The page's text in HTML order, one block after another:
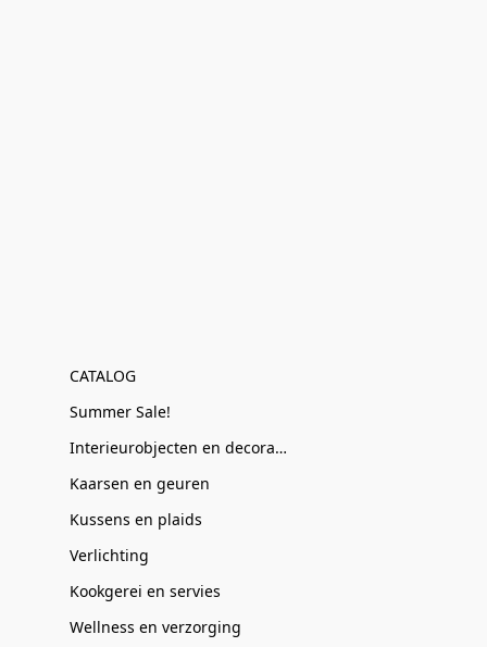
CATALOG
Summer Sale!
Interieurobjecten en decoratie
Kaarsen en geuren
Kussens en plaids
Verlichting
Kookgerei en servies
Wellness en verzorging